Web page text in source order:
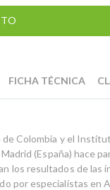
Colombia y el
(España) hace
los resultados de las
por especialistas en
FICHA TÉCNICA